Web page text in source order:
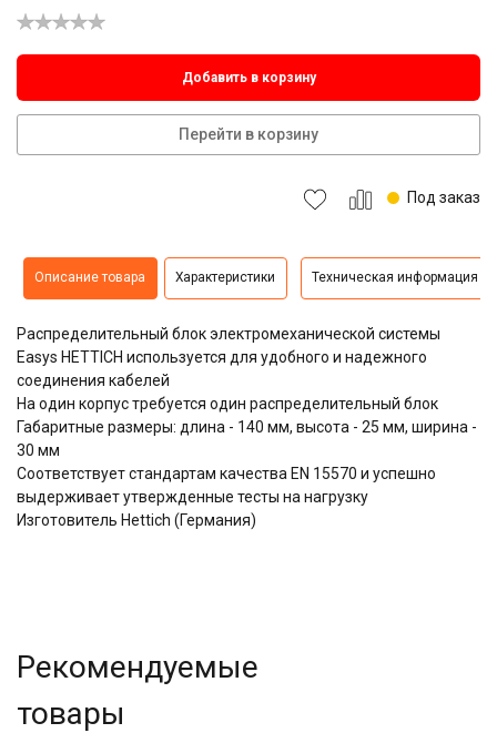
Добавить в корзину
Перейти в корзину
Под заказ
Описание товара Характеристики Техническая информация
Распределительный блок электромеханической системы
Easys HETTICH используется для удобного и надежного
соединения кабелей
На один корпус требуется один распределительный блок
Габаритные размеры: длина - 140 мм, высота - 25 мм, ширина -
30 мм
Соответствует стандартам качества EN 15570 и успешно
выдерживает утвержденные тесты на нагрузку
Изготовитель Hettich (Германия)
Рекомендуемые
товары